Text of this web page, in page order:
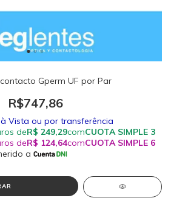
Gperm UF por Par
R$747,86